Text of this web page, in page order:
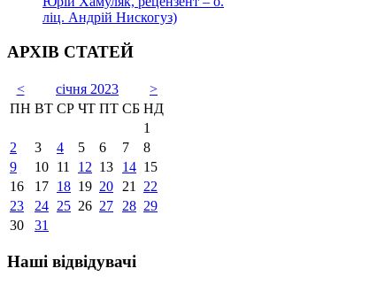
ліц. Андрій Нискогуз)
АРХІВ СТАТЕЙ
< січня 2023
>
ПН ВТ СР ЧТ ПТ СБ НД
1
2
3 4 5 6 7
8
9
10 11 12 13 14 15
16
17 18 19 20 21
22
23
24 25 26 27 28 29
30
31
Наші відвідувачі